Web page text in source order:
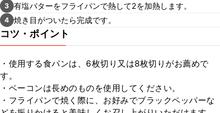
3 有塩バターをフライパンで熱して2を加熱します。
4 焼き目がついたら完成です。
コツ・ポイント
・使用する食パンは、6枚切り又は8枚切りがお薦めで
す。
・ベーコンは長めのものを使用してください。
・フライパンで焼く際に、お好みでブラックペッパーな